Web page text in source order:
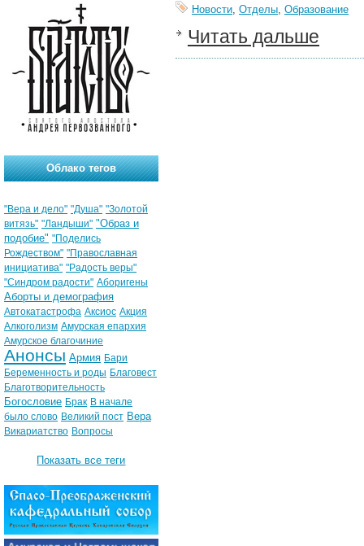
Новости, Отделы, Образование
Читать дальше
Облако тегов
"Вера и дело" "Душа" "Золотой
витязь" "Ландыши" "Образ и
подобие" "Поделись
Рождеством" "Православная
инициатива" "Радость веры"
"Синдром радости" Аборигены
Аборты и демография
Автокатастрофа Аксиос Акция
Алкоголизм Амурская епархия
Амурское благочиние
Анонсы Армия Бари
Беременность и роды Благовест
Благотворительность
Богословие Брак В начале
было слово Великий пост Вера
Викариатство Вопросы
Показать все теги